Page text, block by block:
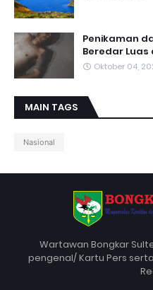
Penikaman
Beredar Luas
Oktober 04,
MAIN TAGS
Nasional
Wartawan Bongkar
pengenal/ Kartu Pers